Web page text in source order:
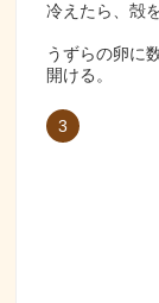
冷えたら、殻
うずらの卵に
開ける。
3